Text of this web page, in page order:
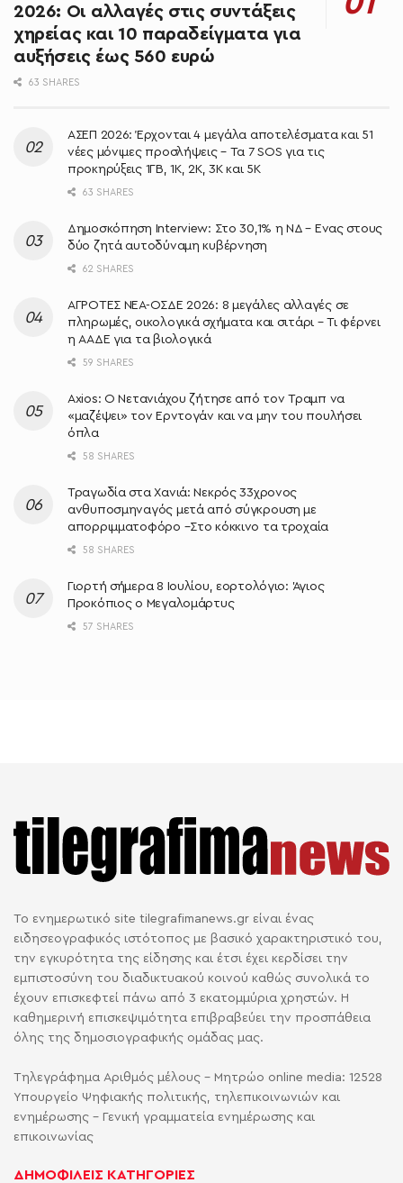
2026: Οι αλλαγές στις συντάξεις
χηρείας και 10 παραδείγματα για
αυξήσεις έως 560 ευρώ
63 SHARES
ΑΣΕΠ 2026: Έρχονται 4 μεγάλα αποτελέσματα και 51
νέες μόνιμες προσλήψεις – Τα 7 SOS για τις
προκηρύξεις 1ΓΒ, 1Κ, 2Κ, 3Κ και 5Κ
63 SHARES
Δημοσκόπηση Interview: Στο 30,1% η ΝΔ – Ένας στους
δύο ζητά αυτοδύναμη κυβέρνηση
62 SHARES
ΑΓΡΟΤΕΣ ΝΕΑ-ΟΣΔΕ 2026: 8 μεγάλες αλλαγές σε
πληρωμές, οικολογικά σχήματα και σιτάρι – Τι φέρνει
η ΑΑΔΕ για τα βιολογικά
59 SHARES
Axios: Ο Νετανιάχου ζήτησε από τον Τραμπ να
«μαζέψει» τον Ερντογάν και να μην του πουλήσει
όπλα
58 SHARES
Τραγωδία στα Χανιά: Νεκρός 33χρονος
ανθυποσμηναγός μετά από σύγκρουση με
απορριμματοφόρο –Στο κόκκινο τα τροχαία
58 SHARES
Γιορτή σήμερα 8 Ιουλίου, εορτολόγιο: Άγιος
Προκόπιος ο Μεγαλομάρτυς
57 SHARES
Το ενημερωτικό site tilegrafimanews.gr είναι ένας
ειδησεογραφικός ιστότοπος με βασικό χαρακτηριστικό του,
την εγκυρότητα της είδησης και έτσι έχει κερδίσει την
εμπιστοσύνη του διαδικτυακού κοινού καθώς συνολικά το
έχουν επισκεφτεί πάνω από 3 εκατομμύρια χρηστών. Η
καθημερινή επισκεψιμότητα επιβραβεύει την προσπάθεια
όλης της δημοσιογραφικής ομάδας μας.
Τηλεγράφημα Αριθμός μέλους - Μητρώο online media: 12528
Υπουργείο Ψηφιακής πολιτικής, τηλεπικοινωνιών και
ενημέρωσης - Γενική γραμματεία ενημέρωσης και
επικοινωνίας
ΔΗΜΟΦΙΛΕΙΣ ΚΑΤΗΓΟΡΙΕΣ